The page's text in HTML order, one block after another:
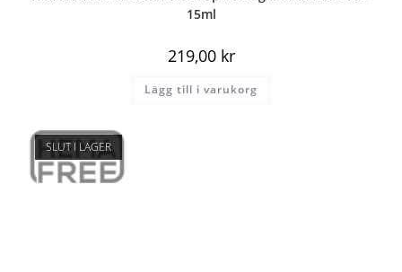
15ml
219,00 kr
Lägg till i varukorg
SLUT I LAGER